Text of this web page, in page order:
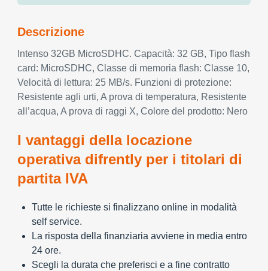
Descrizione
Intenso 32GB MicroSDHC. Capacità: 32 GB, Tipo flash
card: MicroSDHC, Classe di memoria flash: Classe 10,
Velocità di lettura: 25 MB/s. Funzioni di protezione:
Resistente agli urti, A prova di temperatura, Resistente
all’acqua, A prova di raggi X, Colore del prodotto: Nero
I vantaggi della locazione
operativa difrently per i titolari di
partita IVA
Tutte le richieste si finalizzano online in modalità
self service.
La risposta della finanziaria avviene in media entro
24 ore.
Scegli la durata che preferisci e a fine contratto